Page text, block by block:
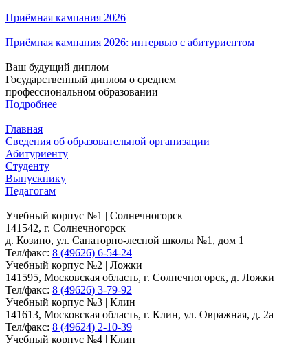
Приёмная кампания 2026
Приёмная кампания 2026: интервью с абитуриентом
Ваш будущий диплом
Государственный диплом о среднем
профессиональном образовании
Подробнее
Главная
Сведения об образовательной организации
Абитуриенту
Студенту
Выпускнику
Педагогам
Учебный корпус №1 | Солнечногорск
141542, г. Солнечногорск
д. Козино, ул. Санаторно-лесной школы №1, дом 1
Тел/факс: 8 (49626) 6-54-24
Учебный корпус №2 | Ложки
141595, Московская область, г. Солнечногорск, д. Ложки
Тел/факс: 8 (49626) 3-79-92
Учебный корпус №3 | Клин
141613, Московская область, г. Клин, ул. Овражная, д. 2а
Тел/факс: 8 (49624) 2-10-39
Учебный корпус №4 | Клин